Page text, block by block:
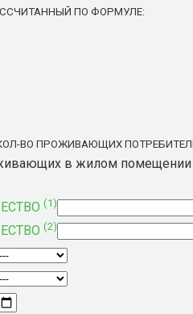
ПО ФОРМУЛЕ:
ВО ПРОЖИВАЮЩИХ
в жилом помещении
(1)
(2)